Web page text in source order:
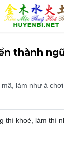
thành
thì khoẻ, làm thì